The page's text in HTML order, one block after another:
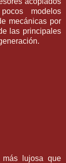
modelos
mecánicas por
las principales
lujosa que